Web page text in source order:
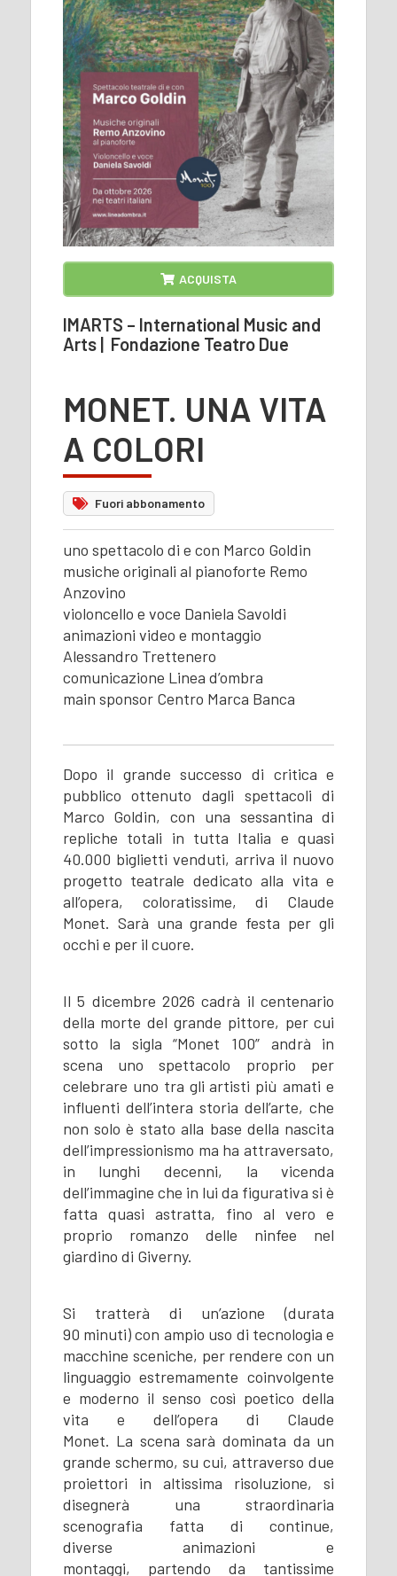
ACQUISTA
IMARTS – International Music and
Arts | Fondazione Teatro Due
MONET. UNA VITA
A COLORI
Fuori abbonamento
uno spettacolo di e con Marco Goldin
musiche originali al pianoforte Remo
Anzovino
violoncello e voce Daniela Savoldi
animazioni video e montaggio
Alessandro Trettenero
comunicazione Linea d’ombra
main sponsor Centro Marca Banca
Dopo il grande successo di critica e
pubblico ottenuto dagli spettacoli di
Marco Goldin, con una sessantina di
repliche totali in tutta Italia e quasi
40.000 biglietti venduti, arriva il nuovo
progetto teatrale dedicato alla vita e
all’opera, coloratissime, di Claude
Monet. Sarà una grande festa per gli
occhi e per il cuore.
Il 5 dicembre 2026 cadrà il centenario
della morte del grande pittore, per cui
sotto la sigla “Monet 100” andrà in
scena uno spettacolo proprio per
celebrare uno tra gli artisti più amati e
influenti dell’intera storia dell’arte, che
non solo è stato alla base della nascita
dell’impressionismo ma ha attraversato,
in lunghi decenni, la vicenda
dell’immagine che in lui da figurativa si è
fatta quasi astratta, fino al vero e
proprio romanzo delle ninfee nel
giardino di Giverny.
Si tratterà di un’azione (durata
90 minuti) con ampio uso di tecnologia e
macchine sceniche, per rendere con un
linguaggio estremamente coinvolgente
e moderno il senso così poetico della
vita e dell’opera di Claude
Monet. La scena sarà dominata da un
grande schermo, su cui, attraverso due
proiettori in altissima risoluzione, si
disegnerà una straordinaria
scenografia fatta di continue,
diverse animazioni e
montaggi, partendo da tantissime